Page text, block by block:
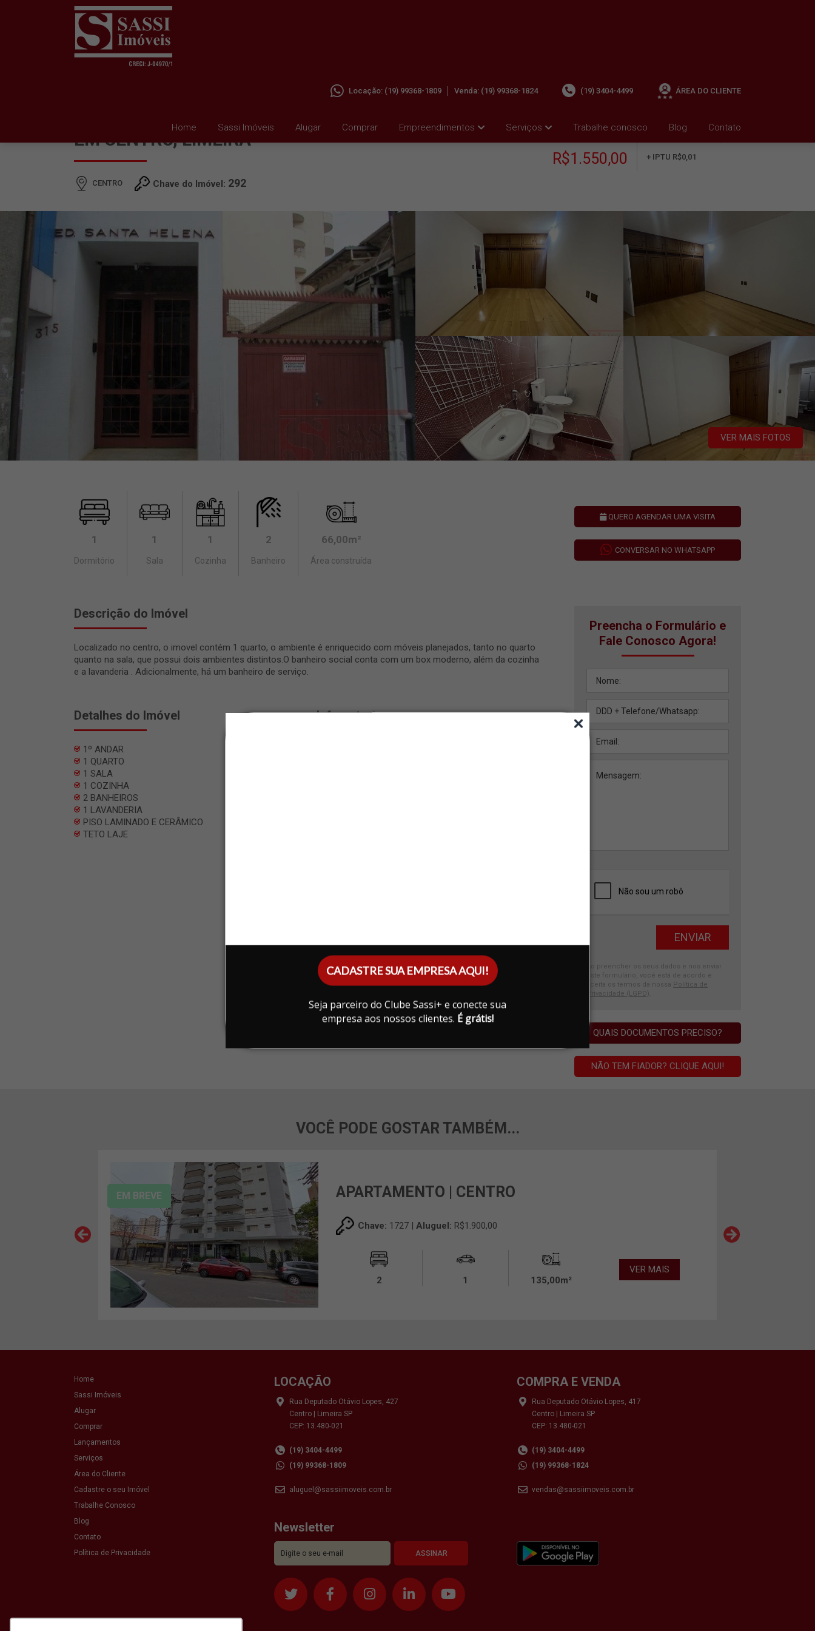
CADASTRE SUA EMPRESA AQUI!
Seja parceiro do Clube Sassi+ e conecte sua
empresa aos nossos clientes. É grátis!
Home Sassi Imóveis Alugar Comprar Empreendimentos Serviços Trabalhe conosco Blog Contato
Locação: (19) 99368-1809 Venda: (19) 99368-1824 (19) 3404-4499 ÁREA DO CLIENTE
EM CENTRO, LIMEIRA
CENTRO Chave do Imóvel: 292
R$1.550,00
+ IPTU R$0,01
VER MAIS FOTOS
1
Dormitório
1
Sala
1
Cozinha
2
Banheiro
66,00m²
Área construída
QUERO AGENDAR UMA VISITA
CONVERSAR NO WHATSAPP
Descrição do Imóvel
Localizado no centro, o imovel contém 1 quarto, o ambiente é enriquecido com móveis planejados, tanto no quarto
quanto na sala, que possui dois ambientes distintos.O banheiro social conta com um box moderno, além da cozinha
e a lavanderia . Adicionalmente, há um banheiro de serviço.
Detalhes do Imóvel
1º ANDAR
1 QUARTO
1 SALA
1 COZINHA
2 BANHEIROS
1 LAVANDERIA
PISO LAMINADO E CERÂMICO
TETO LAJE
Infraestrutura
Preencha o Formulário e
Fale Conosco Agora!
Ao preencher os seus dados e nos enviar
este formulário, você está de acordo e
aceita os termos da nossa
Política de
Privacidade (LGPD)
QUAIS DOCUMENTOS PRECISO?
NÃO TEM FIADOR? CLIQUE AQUI!
VOCÊ PODE GOSTAR TAMBÉM...
EM BREVE APARTAMENTO | CENTRO
Chave: 1727 |Aluguel: R$1.900,00
2 1 135,00m²
VER MAIS
Home
Sassi Imóveis
Alugar
Comprar
Lançamentos
Serviços
Área do Cliente
Cadastre o seu Imóvel
Trabalhe Conosco
Blog
Contato
Política de Privacidade
LOCAÇÃO
Rua Deputado Otávio Lopes, 427
Centro | Limeira SP
CEP: 13.480-021
(19) 3404-4499
(19) 99368-1809
aluguel@sassiimoveis.com.br
COMPRA E VENDA
Rua Deputado Otávio Lopes, 417
Centro | Limeira SP
CEP: 13.480-021
(19) 3404-4499
(19) 99368-1824
vendas@sassiimoveis.com.br
Newsletter